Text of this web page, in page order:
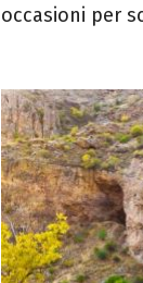
occasioni per